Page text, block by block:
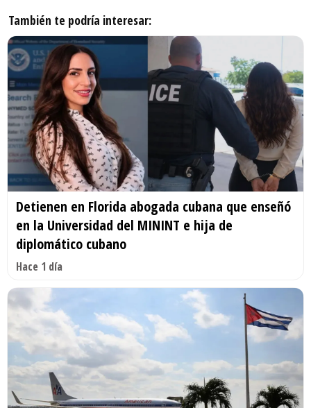
También te podría interesar:
Detienen en Florida abogada cubana que enseñó
en la Universidad del MININT e hija de
diplomático cubano
Hace 1 día